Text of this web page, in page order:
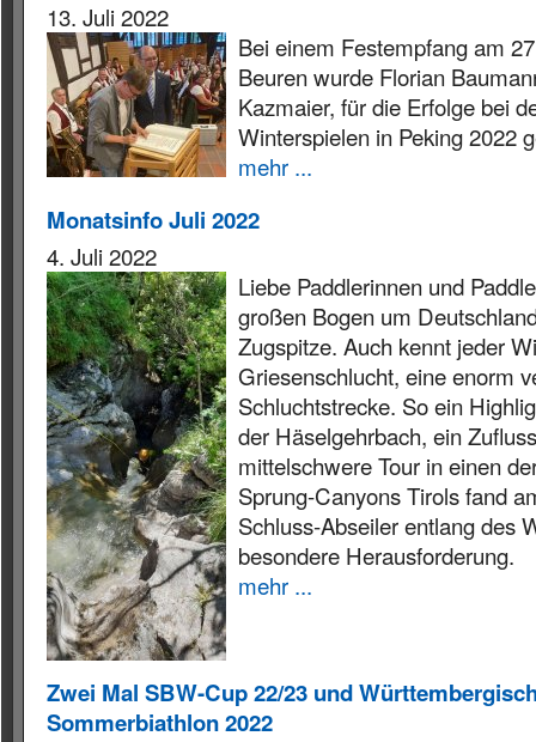
13. Juli 2022
Bei einem Festempfang am
Beuren wurde Florian
Kazmaier, für die Erfolge bei
Winterspielen in Peking 2022
mehr ...
Monatsinfo Juli 2022
4. Juli 2022
Liebe Paddlerinnen und
großen Bogen um
Zugspitze. Auch kennt jeder
Griesenschlucht, eine enorm
Schluchtstrecke. So ein
der Häselgehrbach, ein
mittelschwere Tour in einen
Sprung-Canyons Tirols fand
Schluss-Abseiler entlang des
besondere Herausforderung.
mehr ...
Zwei Mal SBW-Cup 22/23 und
Sommerbiathlon 2022